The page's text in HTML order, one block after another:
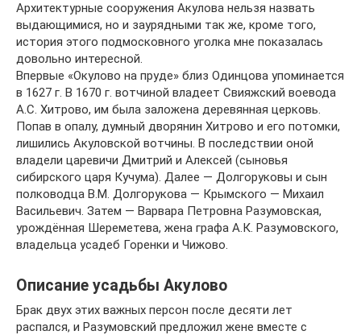
Архитектурные сооружения Акулова нельзя назвать
выдающимися, но и заурядными так же, кроме того,
история этого подмосковного уголка мне показалась
довольно интересной.
Впервые «Окулово на пруде» близ Одинцова упоминается
в 1627 г. В 1670 г. вотчиной владеет Свияжский воевода
А.С. Хитрово, им была заложена деревянная церковь.
Попав в опалу, думный дворянин Хитрово и его потомки,
лишились Акуловской вотчины. В последствии оной
владели царевичи Дмитрий и Алексей (сыновья
сибирского царя Кучума). Далее — Долгоруковы и сын
полководца В.М. Долгорукова — Крымского — Михаил
Васильевич. Затем — Варвара Петровна Разумовская,
урождённая Шереметева, жена графа А.К. Разумовского,
владельца усадеб Горенки и Чижово.
Описание усадьбы Акулово
Брак двух этих важных персон после десяти лет
распался, и Разумовский предложил жене вместе с